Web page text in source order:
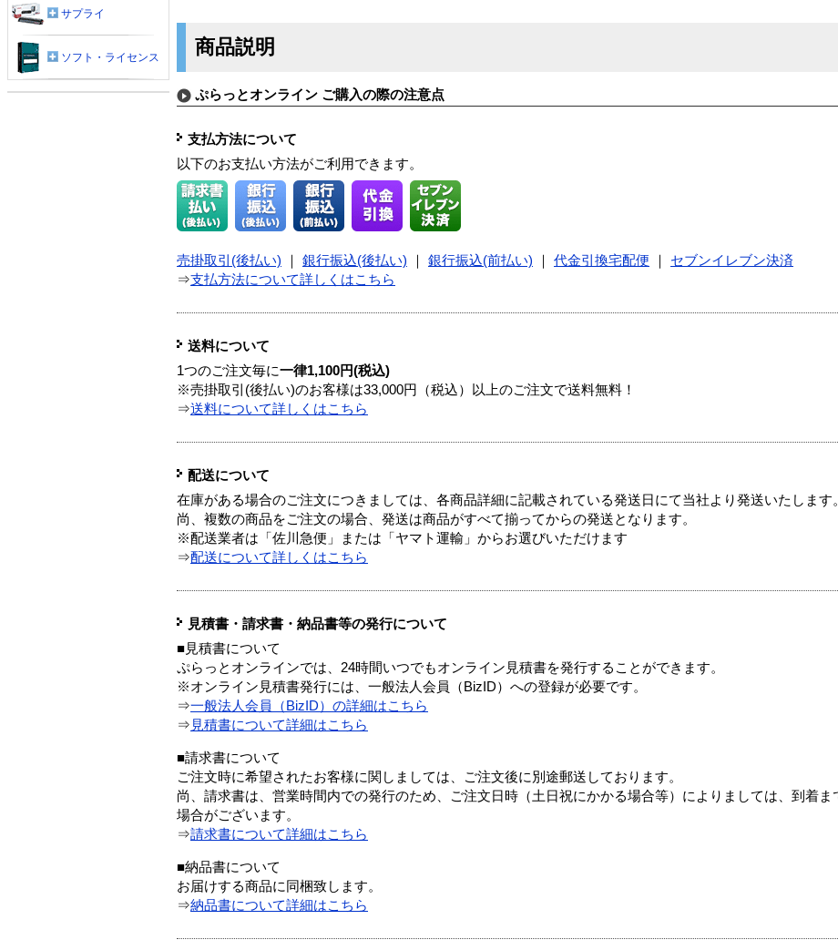
商品説明
ぷらっとオンライン ご購入の際の注意点
支払方法について
以下のお支払い方法がご利用できます。
売掛取引(後払い) 銀行振込(後払い) 銀行振込(前払い) 代金引換宅配便
セブンイレブン決済
⇒支払方法について詳しくはこちら
送料について
1つのご注文毎に一律1,100円(税込)
※売掛取引(後払い)のお客様は33,000円（税込）以上のご注文で送料無料！
⇒送料について詳しくはこちら
配送について
在庫がある場合のご注文につきましては、各商品詳細に記載されている発送日にて当社より発送いたします。
尚、複数の商品をご注文の場合、発送は商品がすべて揃ってからの発送となります。
※配送業者は「佐川急便」または「ヤマト運輸」からお選びいただけます
⇒配送について詳しくはこちら
見積書・請求書・納品書等の発行について
■見積書について
ぷらっとオンラインでは、24時間いつでもオンライン見積書を発行することができます。
※オンライン見積書発行には、一般法人会員（BizID）への登録が必要です。
⇒一般法人会員（BizID）の詳細はこちら
⇒ 見積書について詳細はこちら
■請求書について
ご注文時に希望されたお客様に関しましては、ご注文後に別途郵送しております。
尚、請求書は、営業時間内での発行のため、ご注文日時（土日祝にかかる場合等）によりましては、到着ま
場合がございます。
⇒請求書について詳細はこちら
■納品書について
お届けする商品に同梱致します。
⇒納品書について詳細はこちら
サプライ
ソフト・ライセンス